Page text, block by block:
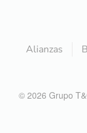
Alianzas
© 2026 Grupo